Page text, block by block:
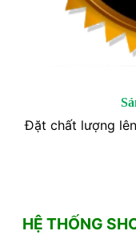
Đặt chất lượng
HỆ THỐNG